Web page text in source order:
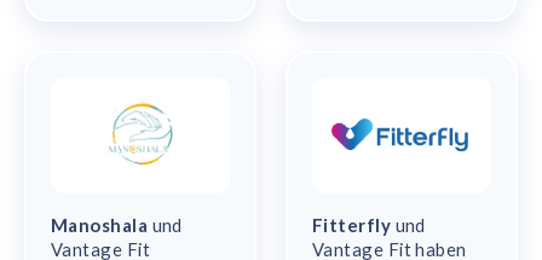
Manoshala und
Vantage Fit
Fitterfly und
Vantage Fit haben